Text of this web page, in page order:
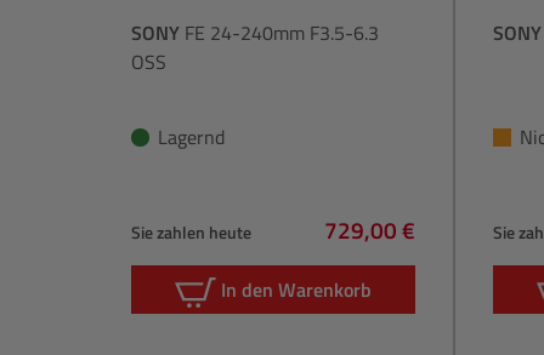
SONY FE 24-240mm F3.5-6.3
OSS
Lagernd
Sie zahlen heute
Regulärer Preis:
729,00 €
In den Warenkorb
SONY
Sie